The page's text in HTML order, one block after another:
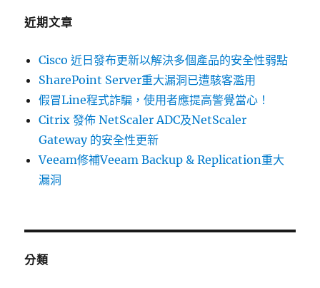
近期文章
Cisco 近日發布更新以解決多個產品的安全性弱點
SharePoint Server重大漏洞已遭駭客濫用
假冒Line程式詐騙，使用者應提高警覺當心！
Citrix 發佈 NetScaler ADC及NetScaler
Gateway 的安全性更新
Veeam修補Veeam Backup & Replication重大
漏洞
分類